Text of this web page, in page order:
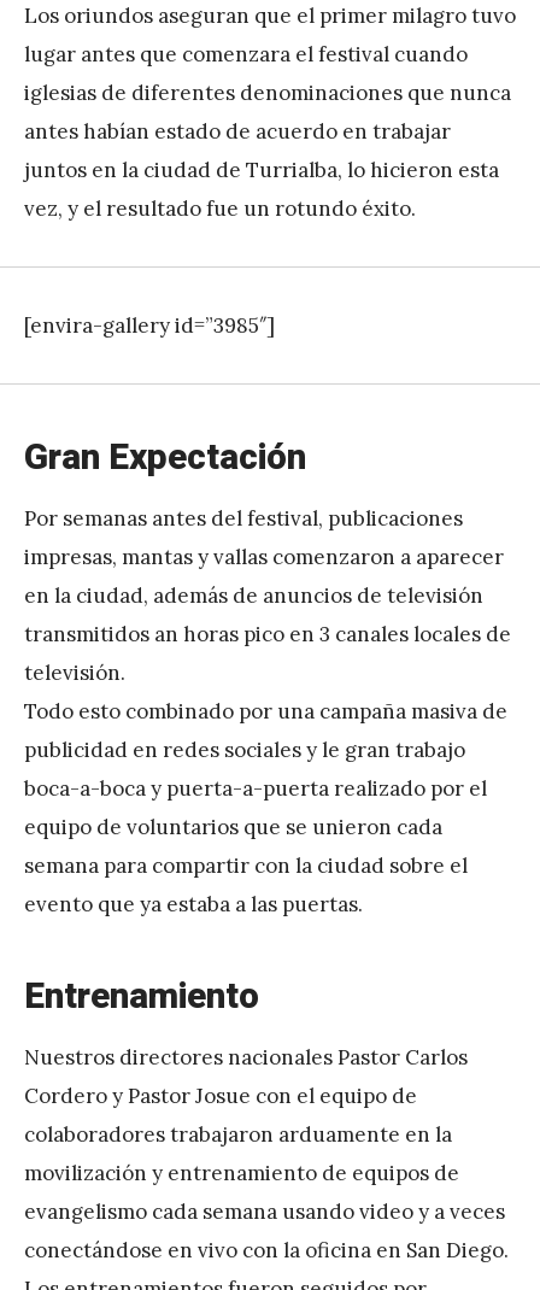
Los oriundos aseguran que el primer milagro tuvo
lugar antes que comenzara el festival cuando
iglesias de diferentes denominaciones que nunca
antes habían estado de acuerdo en trabajar
juntos en la ciudad de Turrialba, lo hicieron esta
vez, y el resultado fue un rotundo éxito.
[envira-gallery id=”3985″]
Gran Expectación
Por semanas antes del festival, publicaciones
impresas, mantas y vallas comenzaron a aparecer
en la ciudad, además de anuncios de televisión
transmitidos an horas pico en 3 canales locales de
televisión.
Todo esto combinado por una campaña masiva de
publicidad en redes sociales y le gran trabajo
boca-a-boca y puerta-a-puerta realizado por el
equipo de voluntarios que se unieron cada
semana para compartir con la ciudad sobre el
evento que ya estaba a las puertas.
Entrenamiento
Nuestros directores nacionales Pastor Carlos
Cordero y Pastor Josue con el equipo de
colaboradores trabajaron arduamente en la
movilización y entrenamiento de equipos de
evangelismo cada semana usando video y a veces
conectándose en vivo con la oficina en San Diego.